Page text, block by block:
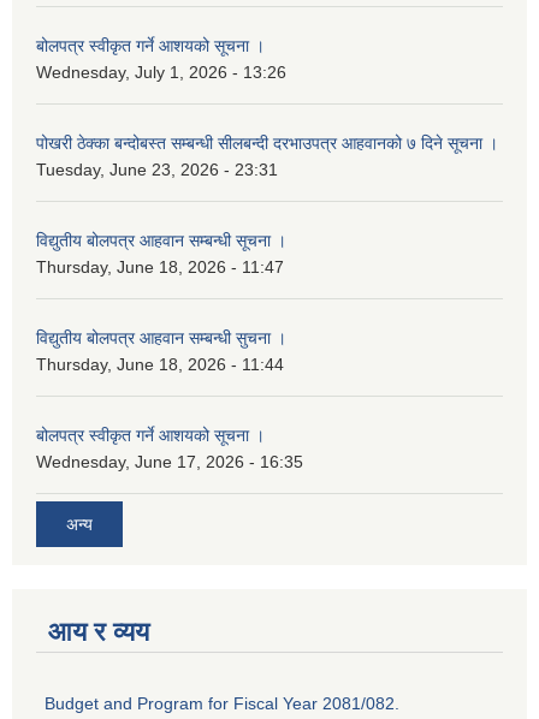
बोलपत्र स्वीकृत गर्ने आशयको सूचना ।
Wednesday, July 1, 2026 - 13:26
पोखरी ठेक्का बन्दोबस्त सम्बन्धी सीलबन्दी दरभाउपत्र आहवानको ७ दिने सूचना ।
Tuesday, June 23, 2026 - 23:31
विद्युतीय बोलपत्र आहवान सम्बन्धी सूचना ।
Thursday, June 18, 2026 - 11:47
विद्युतीय बोलपत्र आहवान सम्बन्धी सुचना ।
Thursday, June 18, 2026 - 11:44
बोलपत्र स्वीकृत गर्ने आशयको सूचना ।
Wednesday, June 17, 2026 - 16:35
अन्य
आय र व्यय
Budget and Program for Fiscal Year 2081/082.